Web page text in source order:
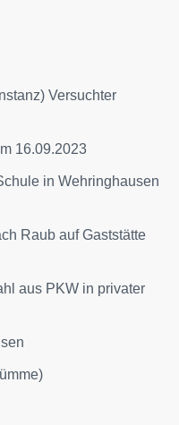
Versuchter
16.09.2023
in Wehringhausen
Raub auf Gaststätte
aus PKW in privater